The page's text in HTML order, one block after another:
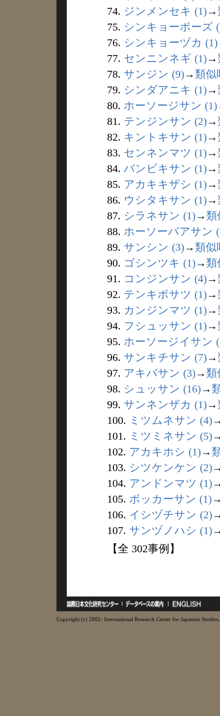
74. ジンメンセキ (1)→
75. シンキョーボーズ
76. シンキョーヅカ (1)
77. センニンネギ (1)→
78. サンジン (9)→ 類似
79. シンダアニキ (1)→
80. ホーソージサン (1)
81. テンジンサン (2)→
82. キントキサン (1)→
83. センネンマツ (1)→
84. バンビキサン (1)→
85. アカキキザシ (1)→
86. ウシタキサン (1)→
87. シラネサン (1)→ 類
88. ホーソーバアサン
89. サンシン (3)→ 類似
90. ゴシンツキ (1)→ 類
91. コンジンサン (4)→
92. テンキボサツ (1)→
93. カンジンマツ (1)→
94. フシュッサン (1)→
95. ホーソージイサン
96. サンキチサン (7)→
97. アキバサン (3)→ 類
98. シュッサン (16)→
99. サンネンザカ (1)→
100. ミツムネサン (4)
101. ミツミネサン (5)
102. アカキホシ (1)→
103. シツケンケン (2)
104. アンドンマツ (1)
105. ボッカーサン (1)
106. イシヅチサン (2)
107. サンヅノハシ (1)
【全 302事例】
Copyright (c) 2002- International Research Center for Japanese